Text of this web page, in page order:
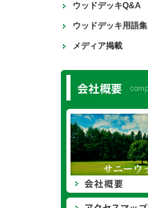
ウッドデッキQ&A
ウッドデッキ用語集
メディア掲載